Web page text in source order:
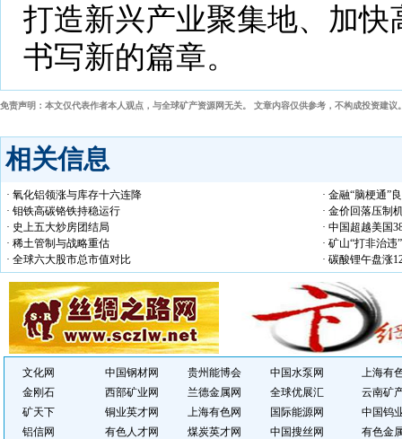
打造新兴产业聚集地、加快
书写新的篇章。
免责声明：本文仅代表作者本人观点，与全球矿产资源网无关。 文章内容仅供参考，不构成投资建
相关信息
· 氧化铝领涨与库存十六连降
· 金融“脑梗通”
· 钼铁高碳铬铁持稳运行
· 金价回落压制
· 史上五大炒房团结局
· 中国超越美国
· 稀土管制与战略重估
· 矿山“打非治违
· 全球六大股市总市值对比
· 碳酸锂午盘涨
文化网 中国钢材网 贵州能博会 中国水泵网
上海有
金刚石
西部矿业网 兰德金属网 全球优展汇
云南矿
矿天下
铜业英才网 上海有色网 国际能源网
中国钨
铝信网
有色人才网 煤炭英才网 中国搜丝网
有色金